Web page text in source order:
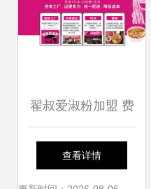
翟叔爱淑粉加盟 费
用、代理条件与品
查看详情